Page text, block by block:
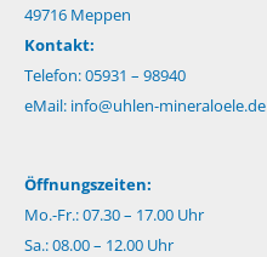
49716 Meppen
Kontakt:
Telefon: 05931 – 98940
eMail: info@uhlen-mineraloele.de
Öffnungszeiten:
Mo.-Fr.: 07.30 – 17.00 Uhr
Sa.: 08.00 – 12.00 Uhr